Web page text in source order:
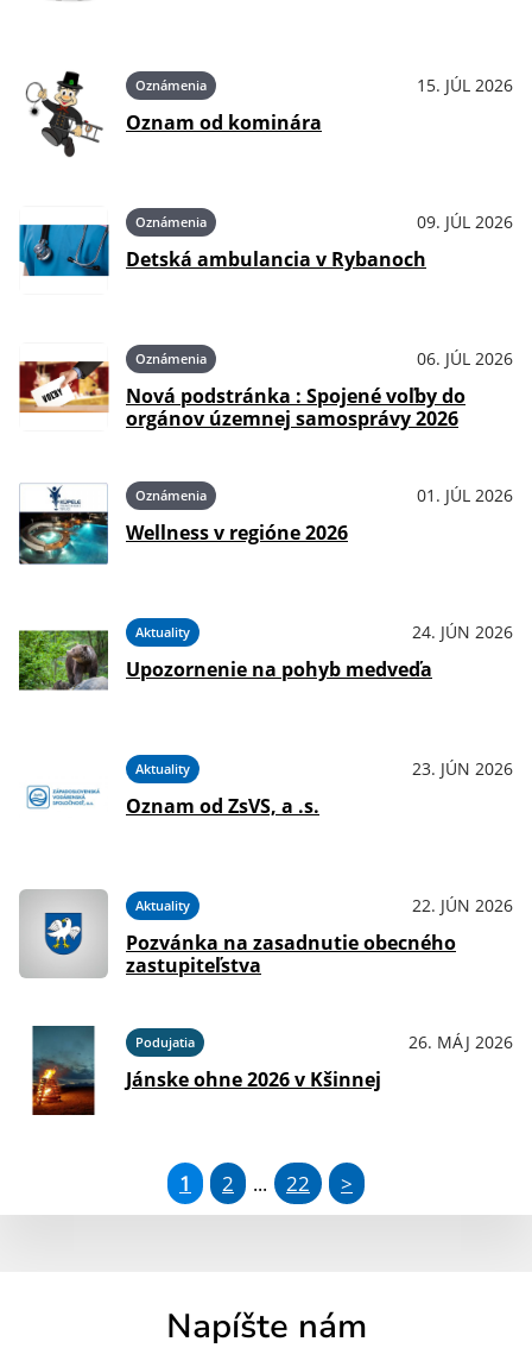
Oznámenia 15. JÚL 2026
Oznam od kominára
Oznámenia 09. JÚL 2026
Detská ambulancia v Rybanoch
Oznámenia 06. JÚL 2026
Nová podstránka : Spojené voľby do
orgánov územnej samosprávy 2026
Oznámenia 01. JÚL 2026
Wellness v regióne 2026
Aktuality 24. JÚN 2026
Upozornenie na pohyb medveďa
Aktuality 23. JÚN 2026
Oznam od ZsVS, a .s.
Aktuality 22. JÚN 2026
Pozvánka na zasadnutie obecného
zastupiteľstva
Podujatia 26. MÁJ 2026
Jánske ohne 2026 v Kšinnej
1 2 ... 22 >
Napíšte nám